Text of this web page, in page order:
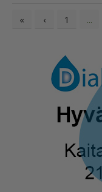
« ‹ 1 ...